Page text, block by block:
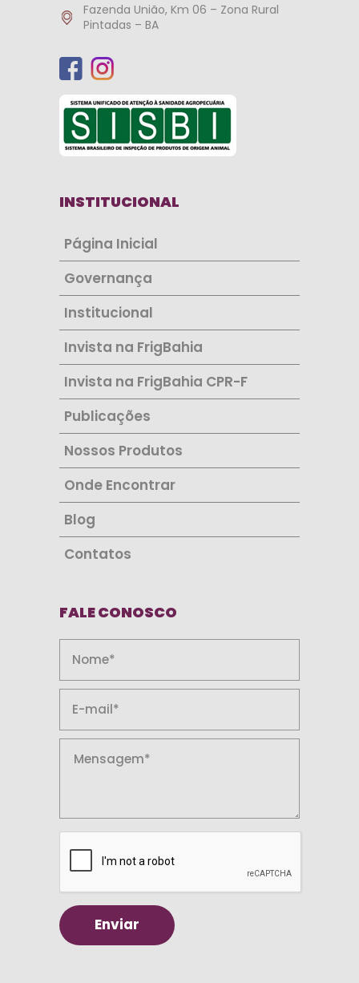
Fazenda União, Km 06 – Zona Rural
Pintadas – BA
INSTITUCIONAL
Página Inicial
Governança
Institucional
Invista na FrigBahia
Invista na FrigBahia CPR-F
Publicações
Nossos Produtos
Onde Encontrar
Blog
Contatos
FALE CONOSCO